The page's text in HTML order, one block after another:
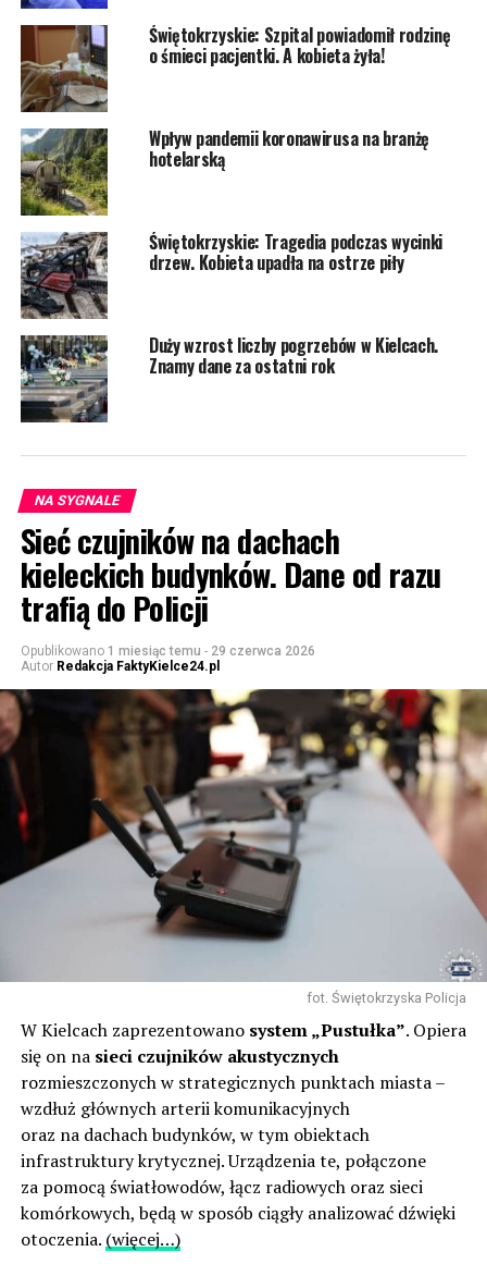
Świętokrzyskie: Szpital powiadomił rodzinę
o śmieci pacjentki. A kobieta żyła!
Wpływ pandemii koronawirusa na branżę
hotelarską
Świętokrzyskie: Tragedia podczas wycinki
drzew. Kobieta upadła na ostrze piły
Duży wzrost liczby pogrzebów w Kielcach.
Znamy dane za ostatni rok
NA SYGNALE
Sieć czujników na dachach
kieleckich budynków. Dane od razu
trafią do Policji
Opublikowano 1 miesiąc temu - 29 czerwca 2026
Autor Redakcja FaktyKielce24.pl
fot. Świętokrzyska Policja
W Kielcach zaprezentowano system „Pustułka”. Opiera
się on na sieci czujników akustycznych
rozmieszczonych w strategicznych punktach miasta –
wzdłuż głównych arterii komunikacyjnych
oraz na dachach budynków, w tym obiektach
infrastruktury krytycznej. Urządzenia te, połączone
za pomocą światłowodów, łącz radiowych oraz sieci
komórkowych, będą w sposób ciągły analizować dźwięki
otoczenia. (więcej…)